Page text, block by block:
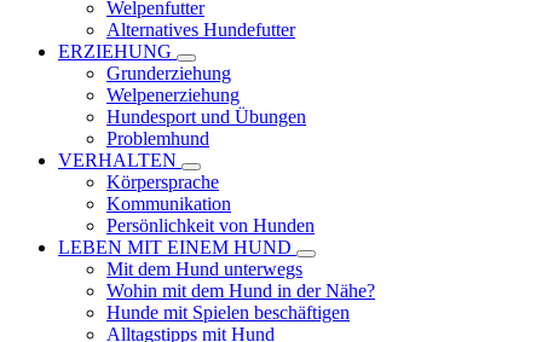
Welpenfutter
Alternatives Hundefutter
ERZIEHUNG
Grunderziehung
Welpenerziehung
Hundesport und Übungen
Problemhund
VERHALTEN
Körpersprache
Kommunikation
Persönlichkeit von Hunden
LEBEN MIT EINEM HUND
Mit dem Hund unterwegs
Wohin mit dem Hund in der Nähe?
Hunde mit Spielen beschäftigen
Alltagstipps mit Hund